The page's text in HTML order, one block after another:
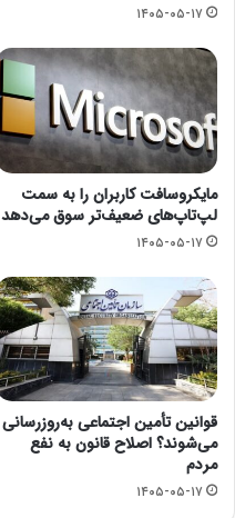
۱۴۰۵-۰۵-۱۷
مایکروسافت کاربران را به سمت
لپ‌تاپ‌های ضعیف‌تر سوق می‌دهد
۱۴۰۵-۰۵-۱۷
قوانین تأمین اجتماعی به‌روزرسانی
می‌شوند؟ اصلاح قانون به نفع
مردم
۱۴۰۵-۰۵-۱۷